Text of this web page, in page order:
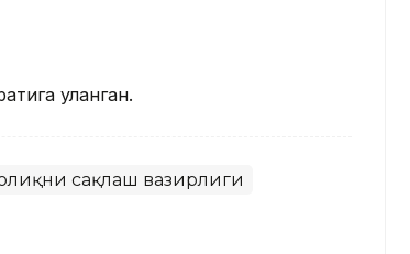
уланган.
сақлаш вазирлиги